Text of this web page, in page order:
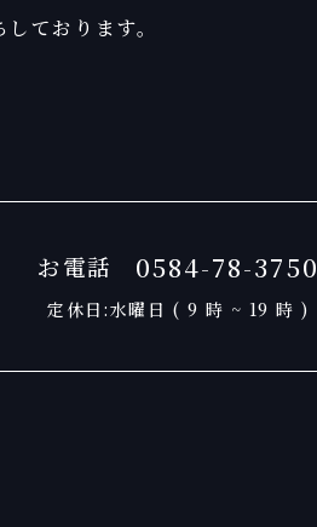
ております。
お電話 0584-78-3750
定休日:水曜日 ( 9 時 ~ 19 時 )